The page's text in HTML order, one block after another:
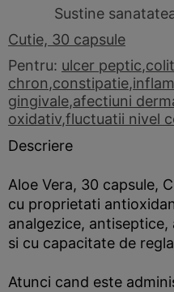
Sustine
Cutie, 30 capsule
Pentru: ulcer peptic,
chron,constipatie,
gingivale,afectiuni
oxidativ,fluctuatii nivel
Descriere
Aloe Vera, 30 capsule,
cu proprietati
analgezice,
si cu capacitate de
Atunci cand este